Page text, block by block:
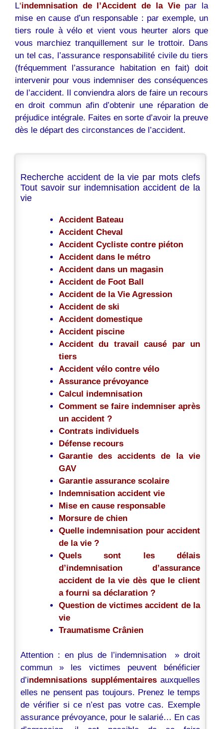
L‘indemnisation de l’Accident de la Vie par la
mise en cause d’un responsable : par exemple, un
tiers roule à vélo et vient vous heurter alors que
vous marchiez tranquillement sur le trottoir. Dans
un tel cas, l’assurance responsabilité civile du tiers
(fréquemment l’assurance habitation en fait) doit
intervenir pour vous indemniser des conséquences
de l’accident. Il conviendra alors de faire un recours
en droit commun afin d’obtenir une réparation de
préjudice intégrale. Faites en sorte d’avoir la preuve
dès le départ des circonstances de l’accident.
Recherche accident de la vie par mots clefs
Tout savoir sur indemnisation accident de la
vie
Accident Bateau
Accident Cheval
Accident Cycliste contre piéton
Accident dans le métro
Accident dans un magasin
Accident de Foot Ball
Accident de la Vie Agression
Accident de ski
Accident domestique
Accident piscine
Accident du travail causé par un
tiers
Accident vélo contre vélo
Assurance prévoyance
Calcul indemnisation
Comment se faire indemniser après
un accident ?
Contrats individuels
Défense recours
Garantie des accidents de la vie
GAV
Garantie assurance scolaire
Indemnisation accident vie
Mise en cause responsable
Morsure de chien
Quelle indemnisation pour accident
de la vie ?
Quels sont les délais
d’indemnisation d’assurance
accident de la vie dès que le client
a fourni sa déclaration ?
Question de victimes accident de la
vie
Traumatisme Crânien
Attention : en plus de l’indemnisation » droit
commun » les victimes peuvent bénéficier
d’indemnisations supplémentaires auxquelles
elles ne pensent pas toujours. Prenez le temps
de vérifier si ce n’est pas votre cas. Exemple
assurance prévoyance, pour le salarié… En cas